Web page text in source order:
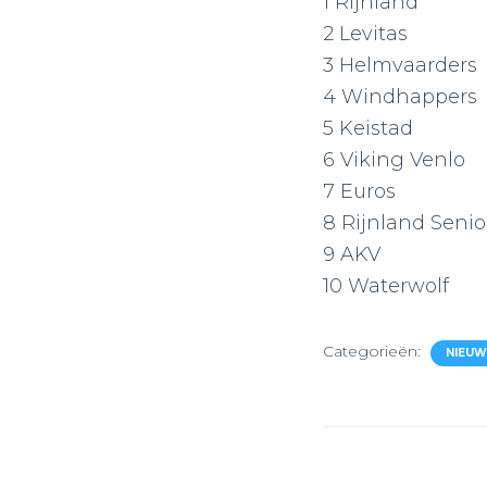
2 Levitas
3 Helmvaarders
4 Windhappers
5 Keistad
6 Viking Venlo
7 Euros
8 Rijnland
9 AKV
10 Waterwolf
Categorieën: